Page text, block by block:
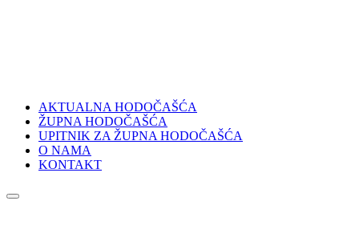
AKTUALNA HODOČAŠĆA
ŽUPNA HODOČAŠĆA
UPITNIK ZA ŽUPNA HODOČAŠĆA
O NAMA
KONTAKT